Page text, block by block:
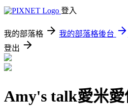
登入
我的部落格 我的部落格後台
登出
Amy's talk愛米愛